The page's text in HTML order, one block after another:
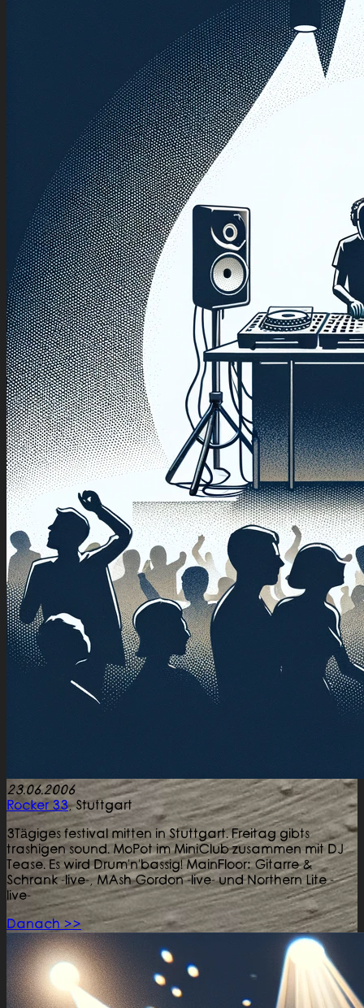
23.06.2006
Rocker 33,Stuttgart
3Tägiges festival mitten in Stuttgart. Freitag gibts
trashigen sound. MoPot im MiniClub zusammen mit DJ
Tease. Es wird Drum'n'bassig! MainFloor: Gitarre &
Schrank -live-, MAsh Gordon -live- und Northern Lite -
live-
Danach >>